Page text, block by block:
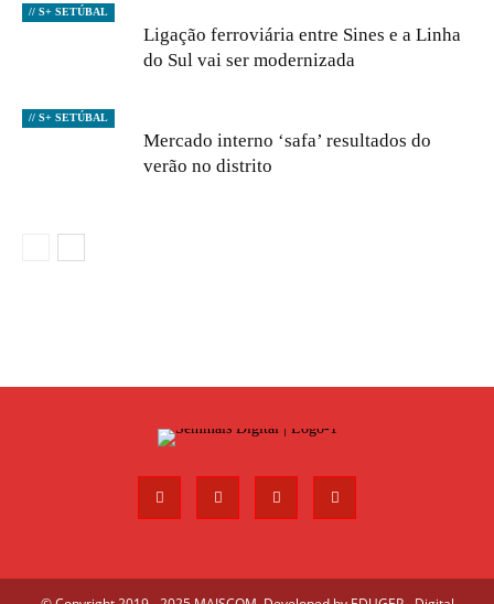
// S+ SETÚBAL
Ligação ferroviária entre Sines e a Linha
do Sul vai ser modernizada
// S+ SETÚBAL
Mercado interno ‘safa’ resultados do
verão no distrito